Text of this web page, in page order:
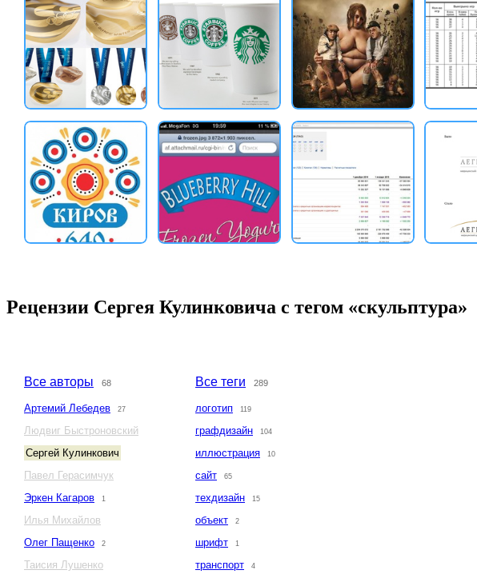
Рецензии Сергея Кулинковича с тегом «скульптура»
Все авторы 68
Артемий Лебедев 27
Людвиг Быстроновский
Сергей Кулинкович
Павел Герасимчук
Эркен Кагаров
1
Илья Михайлов
Олег Пащенко
2
Таисия Лушенко
Все теги 289
логотип 119
графдизайн 104
иллюстрация 10
сайт 65
техдизайн 15
объект 2
шрифт 1
транспорт 4